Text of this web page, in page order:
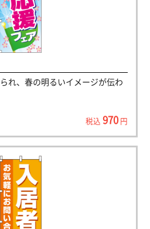
れ、春の明るいイメージが伝わ
税込 970円